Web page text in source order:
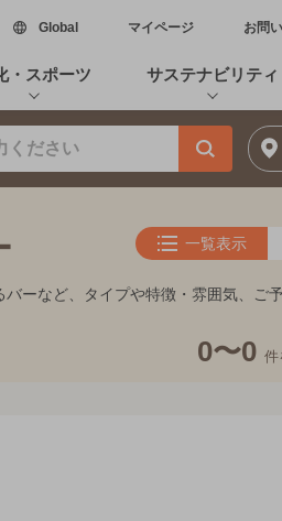
Global新しいウィンドウで開く
マイページ お問
・スポーツ サステナビリティ
一覧表示
ーなど、タイプや特徴・雰囲気、ご
0〜0 件